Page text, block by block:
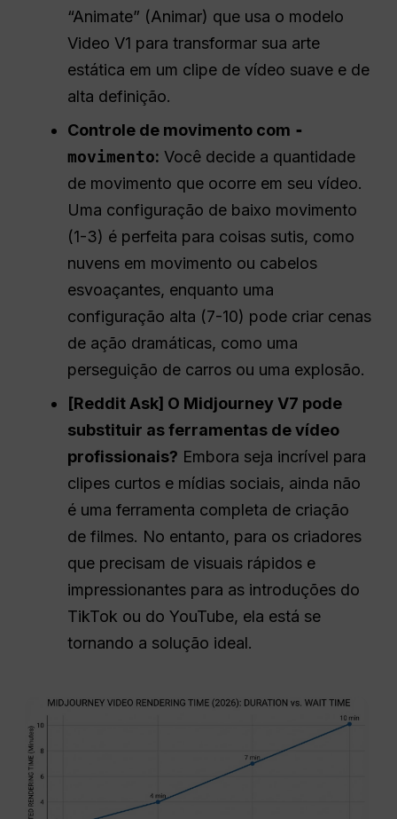
“Animate” (Animar) que usa o modelo
Video V1 para transformar sua arte
estática em um clipe de vídeo suave e de
alta definição.
Controle de movimento com -
movimento: Você decide a quantidade
de movimento que ocorre em seu vídeo.
Uma configuração de baixo movimento
(1-3) é perfeita para coisas sutis, como
nuvens em movimento ou cabelos
esvoaçantes, enquanto uma
configuração alta (7-10) pode criar cenas
de ação dramáticas, como uma
perseguição de carros ou uma explosão.
[Reddit Ask] O Midjourney V7 pode
substituir as ferramentas de vídeo
profissionais? Embora seja incrível para
clipes curtos e mídias sociais, ainda não
é uma ferramenta completa de criação
de filmes. No entanto, para os criadores
que precisam de visuais rápidos e
impressionantes para as introduções do
TikTok ou do YouTube, ela está se
tornando a solução ideal.